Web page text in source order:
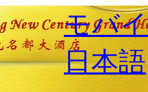
モバ
日本語